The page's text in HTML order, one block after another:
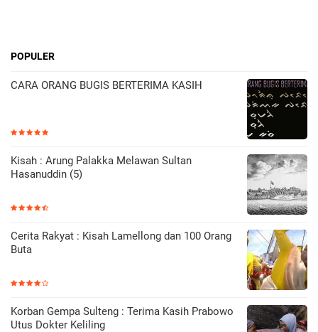
POPULER
CARA ORANG BUGIS BERTERIMA KASIH
Kisah : Arung Palakka Melawan Sultan
Hasanuddin (5)
Cerita Rakyat : Kisah Lamellong dan 100 Orang
Buta
Korban Gempa Sulteng : Terima Kasih Prabowo
Utus Dokter Keliling